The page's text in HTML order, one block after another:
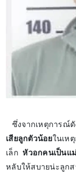
ซึ่งจากเหตุการณ์
เสียลูกตัวน้อยในเห
เล็ก หัวอกคนเป็นแ
หลับให้สบายน่ะลูก